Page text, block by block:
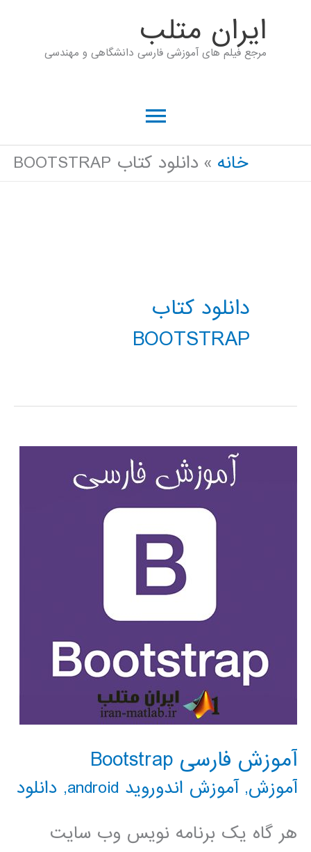
ايران متلب
مرجع فیلم های آموزشی فارسی دانشگاهی و مهندسی
فهرست
اصلی
خانه دانلود کتاب BOOTSTRAP
دانلود کتاب
BOOTSTRAP
آموزش فارسی Bootstrap
آموزش,آموزش اندوروید android , دانلود
هر گاه یک برنامه نویس وب سایت